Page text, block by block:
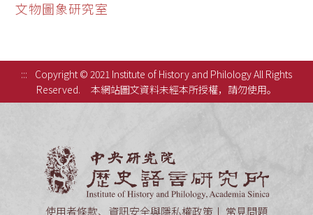
文物圖象研究室
:::
Copyright © 2021 Institute of History and Philology All Rights
Reserved.
本網站圖文資料未經本所授權，請勿使用。
使用者條款、資訊安全與隱私權政策
常見問題